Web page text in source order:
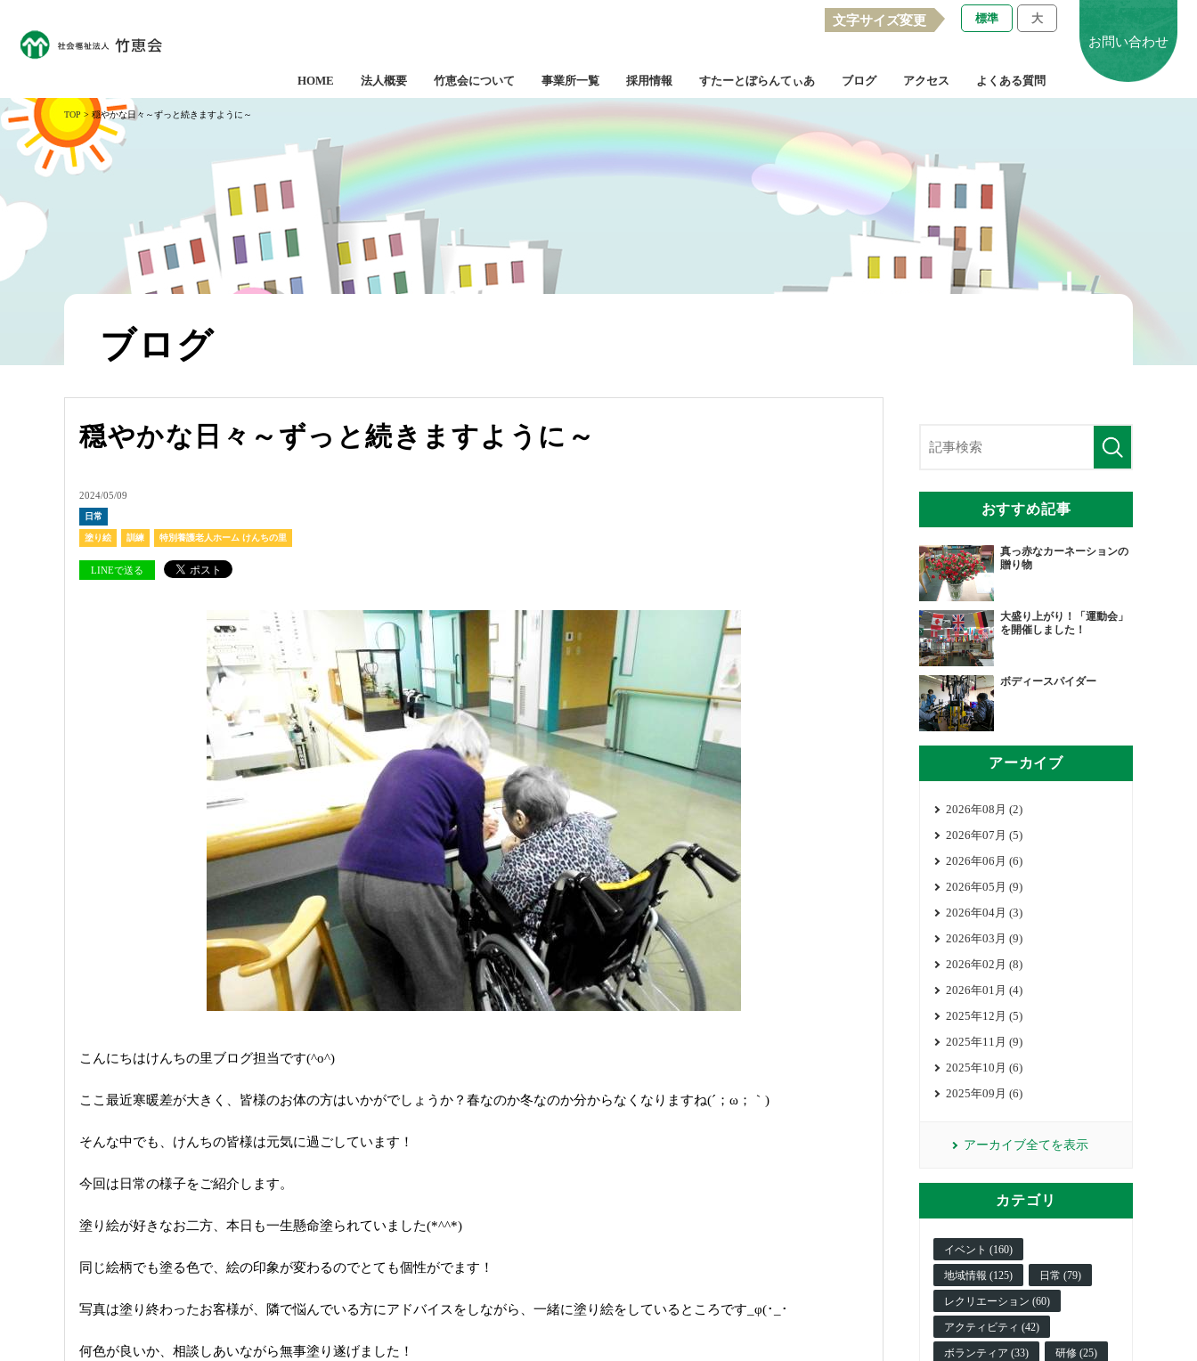
文字サイズ変更 標準 大
HOME 法人概要 竹恵会について 事業所一覧 採用情報 すたーとぼらんてぃあ ブログ アクセス よくある質問
お問い合わせ
TOP > 穏やかな日々～ずっと続きますように～
ブログ
穏やかな日々～ずっと続きますように～
2024/05/09
日常
塗り絵 訓練 特別養護老人ホーム けんちの里
LINEで送る
こんにちはけんちの里ブログ担当です(^o^)
ここ最近寒暖差が大きく、皆様のお体の方はいかがでしょうか？春なのか冬なのか分からなくなりますね(´；ω；｀)
そんな中でも、けんちの皆様は元気に過ごしています！
今回は日常の様子をご紹介します。
塗り絵が好きなお二方、本日も一生懸命塗られていました(*^^*)
同じ絵柄でも塗る色で、絵の印象が変わるのでとても個性がでます！
写真は塗り終わったお客様が、隣で悩んでいる方にアドバイスをしながら、一緒に塗り絵をしているところです_φ(･_･
何色が良いか、相談しあいながら無事塗り遂げました！
おすすめ記事
真っ赤なカーネーションの
贈り物
大盛り上がり！「運動会」
を開催しました！
ボディースパイダー
アーカイブ
2026年08月 (2)
2026年07月 (5)
2026年06月 (6)
2026年05月 (9)
2026年04月 (3)
2026年03月 (9)
2026年02月 (8)
2026年01月 (4)
2025年12月 (5)
2025年11月 (9)
2025年10月 (6)
2025年09月 (6)
アーカイブ全てを表示
カテゴリ
イベント (160)
地域情報 (125) 日常 (79)
レクリエーション (60)
アクティビティ (42)
ボランティア (33) 研修 (25)